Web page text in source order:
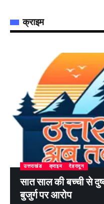
क्राइम
उत्तराखंड क्राइम देहरादून
सात साल की बच्ची से
बुजुर्ग पर आरोप